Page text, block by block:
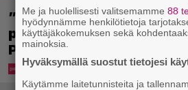
”Tavallista suurempia
perheille” – tänne aukee
Prisma Tukku
Me ja huolellisesti valitsemamme88
hyödynnämme henkilötietoja
käyttäjäkokemuksen sekä
mainoksia.
Hyväksymällä suostut tietojesi
Käytämme laitetunnisteita ja